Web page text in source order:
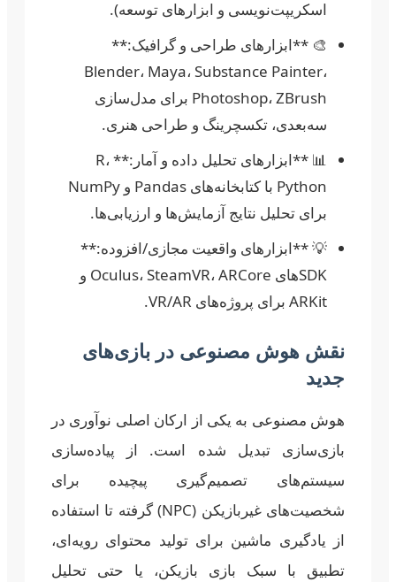
اسکریپت‌نویسی و ابزارهای توسعه).
🎨 **ابزارهای طراحی و گرافیک:**
Blender، Maya، Substance Painter،
Photoshop، ZBrush برای مدل‌سازی
سه‌بعدی، تکسچرینگ و طراحی هنری.
📊 **ابزارهای تحلیل داده و آمار:** R،
Python با کتابخانه‌های Pandas و NumPy
برای تحلیل نتایج آزمایش‌ها و ارزیابی‌ها.
💡 **ابزارهای واقعیت مجازی/افزوده:**
SDKهای Oculus، SteamVR، ARCore و
ARKit برای پروژه‌های VR/AR.
نقش هوش مصنوعی در بازی‌های
جدید
هوش مصنوعی به یکی از ارکان اصلی نوآوری در
بازی‌سازی تبدیل شده است. از پیاده‌سازی
سیستم‌های تصمیم‌گیری پیچیده برای
شخصیت‌های غیربازیکن (NPC) گرفته تا استفاده
از یادگیری ماشین برای تولید محتوای رویه‌ای،
تطبیق با سبک بازی بازیکن، یا حتی تحلیل